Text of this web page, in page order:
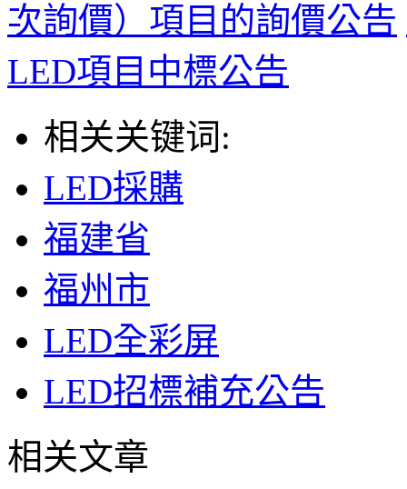
次詢價）項目的詢價公告
LED項目中標公告
相关关键词:
LED採購
福建省
福州市
LED全彩屏
LED招標補充公告
相关文章